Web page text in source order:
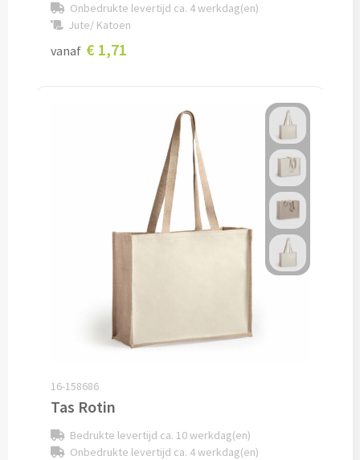
Reizen & Onderweg
Koffersloten bedrukken
Bagageweegschalen bedrukken
Oogmaskers bedrukken
Paspoorthouders bedrukken
Onbedrukte levertijd ca. 4 werkdag(en)
Jute/ Katoen
vanaf € 1,71
16-158686
Tas Rotin
Bedrukte levertijd ca. 10 werkdag(en)
Onbedrukte levertijd ca. 4 werkdag(en)